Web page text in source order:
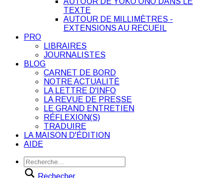
TEXTE
AUTOUR DE MILLIMÈTRES -
EXTENSIONS AU RECUEIL
PRO
LIBRAIRES
JOURNALISTES
BLOG
CARNET DE BORD
NOTRE ACTUALITÉ
LA LETTRE D'INFO
LA REVUE DE PRESSE
LE GRAND ENTRETIEN
RÉFLEXION(S)
TRADUIRE
LA MAISON D'ÉDITION
AIDE
Rechecher